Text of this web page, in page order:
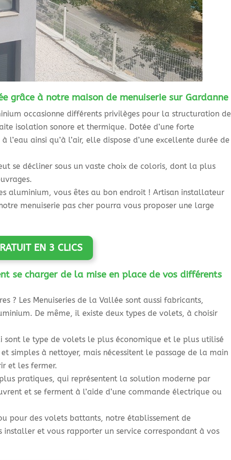
grâce à notre maison de menuiserie sur Gardanne
occasionne différents privilèges pour la structuration de
isolation sonore et thermique. Dotée d’une forte
ainsi qu’à l’air, elle dispose d’une excellente durée de
se décliner sous un vaste choix de coloris, dont la plus
aluminium, vous êtes au bon endroit ! Artisan installateur
menuiserie pas cher pourra vous proposer une large
EN 3 CLICS
se charger de la mise en place de vos différents
? Les Menuiseries de la Vallée sont aussi fabricants,
De même, il existe deux types de volets, à choisir
sont le type de volets le plus économique et le plus utilisé
simples à nettoyer, mais nécessitent le passage de la main
et les fermer.
pratiques, qui représentent la solution moderne par
et se ferment à l’aide d’une commande électrique ou
pour des volets battants, notre établissement de
et vous rapporter un service correspondant à vos